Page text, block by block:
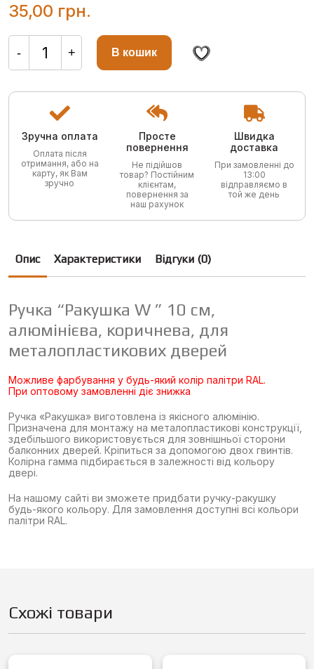
35,00 грн.
-
Ручка
"Ракушка
"
коричнева,
дверей
+ В кошик
Зручна оплата
Оплата після
отримання, або на
карту, як Вам
зручно
Просте
повернення
Не підійшов
товар? Постійним
клієнтам,
повернення за
наш рахунок
Швидка
доставка
При замовленні до
13:00
відправляємо в
той же день
Опис Характеристики Відгуки (0)
Ручка “Ракушка W ” 10 см,
алюмінієва, коричнева, для
металопластикових дверей
Можливе фарбування у будь-який колір палітри RAL.
При оптовому замовленні діє знижка
Ручка «Ракушка» виготовлена із якісного алюмінію.
Призначена для монтажу на металопластикові конструкції,
здебільшого використовується для зовнішньої сторони
балконних дверей. Кріпиться за допомогою двох гвинтів.
Колірна гамма підбирається в залежності від кольору
двері.
На нашому сайті ви зможете придбати ручку-ракушку
будь-якого кольору. Для замовлення доступні всі кольори
палітри RAL.
Схожі товари